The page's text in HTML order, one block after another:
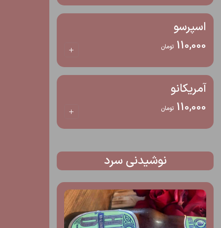
اسپرسو
110,000 تومان
آمریکانو
110,000 تومان
نوشیدنی سرد